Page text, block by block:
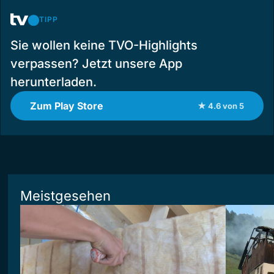
TIPP
Sie wollen keine TVO-Highlights
verpassen? Jetzt unsere App
herunterladen.
Zum Play Store ★ 4.6 von 5
Meistgesehen